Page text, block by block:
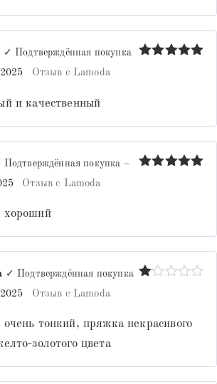
✓ Подтверждённая покупка
Отзыв с Lamoda
и качественный
Подтверждённая покупка –
Отзыв с Lamoda
хороший
5
✓ Подтверждённая покупка
Отзыв с Lamoda
тонкий, пряжка некрасивого
золотого цвета